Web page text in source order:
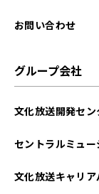
お問い合わせ
グループ会社
文化放送開発セン
セントラルミュー
文化放送キャリ